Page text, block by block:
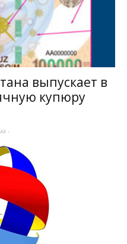
выпускает в
купюру
-